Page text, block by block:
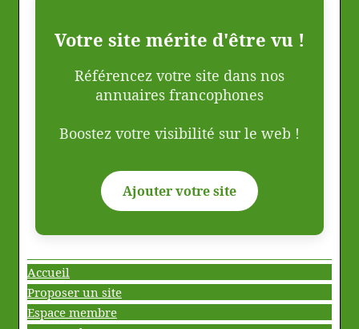
Votre site mérite d'être vu !
Référencez votre site dans nos
annuaires francophones
Boostez votre visibilité sur le web !
Ajouter votre site
Accueil
Proposer un site
Espace membre